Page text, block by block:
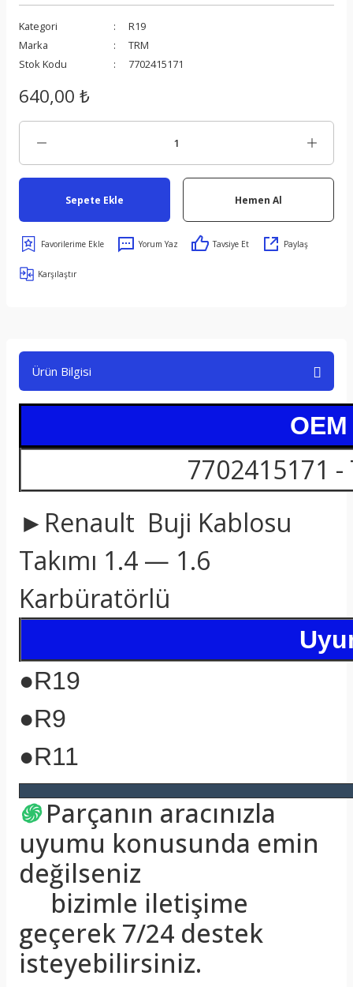
Kategori
R19
Marka
TRM
Stok Kodu
7702415171
640,00 ₺
Sepete Ekle Hemen Al
Yorum Yaz Tavsiye Et Paylaş
Karşılaştır
Ürün Bilgisi
7702415171
►Renault Buji Kablosu
Takımı 1.4 — 1.6
Karbüratörlü
●R19
●R9
●R11
֍ Parçanın aracınızla
uyumu konusunda emin
değilseniz
bizimle iletişime
geçerek 7/24 destek
isteyebilirsiniz.